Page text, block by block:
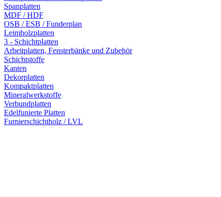
Spanplatten
MDF / HDF
OSB / ESB / Funderplan
Leimholzplatten
3 - Schichtplatten
Arbeitplatten, Fensterbänke und Zubehör
Schichtstoffe
Kanten
Dekorplatten
Kompaktplatten
Mineralwerkstoffe
Verbundplatten
Edelfunierte Platten
Furnierschichtholz / LVL